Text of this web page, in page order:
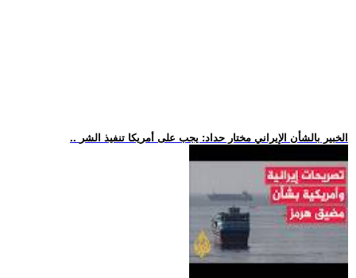
.. الخبير بالشأن الإيراني مختار حداد: يجب على أمريكا تنفيذ الشر